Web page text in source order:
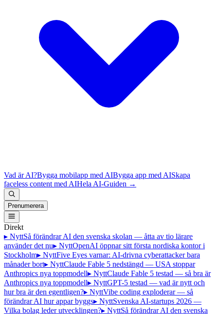
Vad är AI?Bygga mobilapp med AIBygga app med AISkapa
faceless content med AIHela AI-Guiden →
Prenumerera
Direkt
▸ NyttSå förändrar AI den svenska skolan — åtta av tio lärare
använder det nu▸ NyttOpenAI öppnar sitt första nordiska kontor i
Stockholm▸ NyttFive Eyes varnar: AI-drivna cyberattacker bara
månader bort▸ NyttClaude Fable 5 nedstängd — USA stoppar
Anthropics nya toppmodell▸ NyttClaude Fable 5 testad — så bra är
Anthropics nya toppmodell▸ NyttGPT-5 testad — vad är nytt och
hur bra är den egentligen?▸ NyttVibe coding exploderar — så
förändrar AI hur appar byggs▸ NyttSvenska AI-startups 2026 —
Vilka bolag leder utvecklingen?▸ NyttSå förändrar AI den svenska